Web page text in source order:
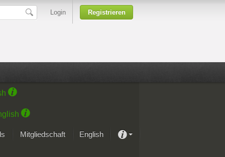
Login Registrieren
Mitgliedschaft English